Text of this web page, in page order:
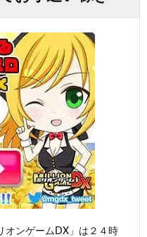
オンゲームDX」は２４時